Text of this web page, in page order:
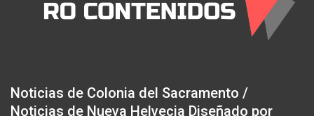
Noticias de Colonia del Sacramento /
Noticias de Nueva Helvecia Diseñado por